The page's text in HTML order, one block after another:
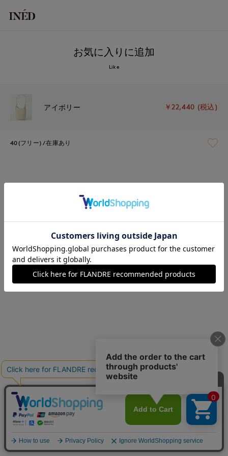
お気に入りに追加
Like
アイボリー ￥22,440 (税込)
40(フリー) 在庫あり